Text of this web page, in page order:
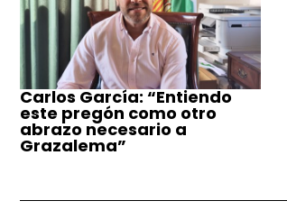
Carlos García: “Entiendo
este pregón como otro
abrazo necesario a
Grazalema”